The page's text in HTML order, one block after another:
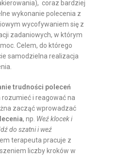
coraz bardziej
wykonanie polecenia z
wycofywaniem się z
zadaniowych, w którym
Celem, do którego
samodzielna realizacja
trudności poleceń
i reagować na
zacząć wprowadzać
, np. Weź klocek i
do szatni i weź
terapeuta pracuje z
liczby kroków w